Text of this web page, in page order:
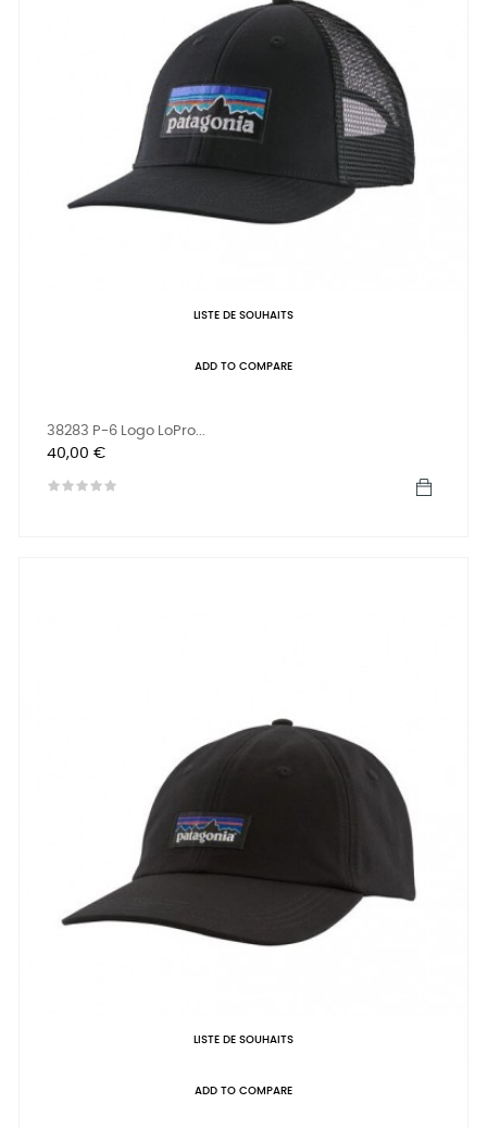
LISTE DE SOUHAITS
ADD TO COMPARE
38283 P-6 Logo LoPro...
Prix
40,00 €
LISTE DE SOUHAITS
ADD TO COMPARE